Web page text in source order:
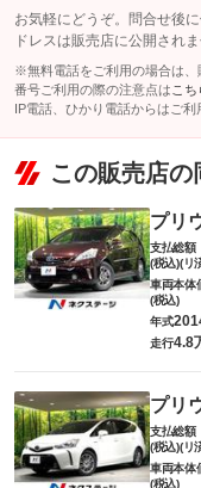
お気軽にどうぞ。問合せ後
ドレスは販売店に公開されま
※無料電話をご利用の場合は、
番号ご利用の際の注意点は こち
IP電話、ひかり電話からはご利
この販売店の
プリ
支払総額
(税込)(リ
車両本体
(税込)
年式
走行4.8
プリ
支払総額
(税込)(リ
車両本体
(税込)